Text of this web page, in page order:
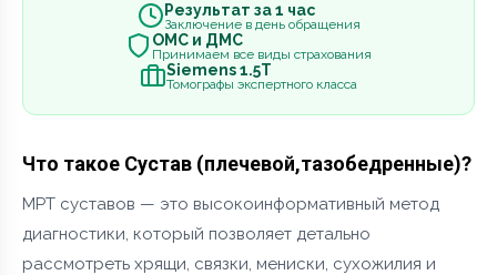
Результат за 1 час
Заключение в день обращения
ОМС и ДМС
Принимаем все виды страхования
Siemens 1.5Т
Томографы экспертного класса
Что такое Сустав (плечевой,тазобедренные)?
МРТ суставов — это высокоинформативный метод
диагностики, который позволяет детально
рассмотреть хрящи, связки, мениски, сухожилия и